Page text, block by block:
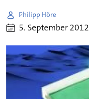
Philipp Höre
5. September 2012